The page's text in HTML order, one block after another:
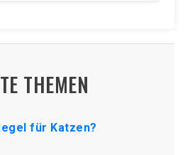
THEMEN
für Katzen?